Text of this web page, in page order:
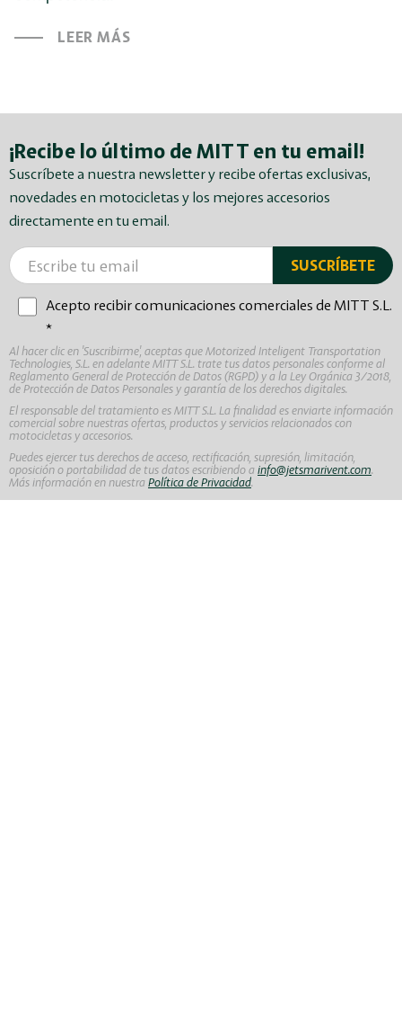
LEER MÁS
¡Recibe lo último de MITT en tu email!
Suscríbete a nuestra newsletter y recibe ofertas exclusivas,
novedades en motocicletas y los mejores accesorios
directamente en tu email.
Acepto recibir comunicaciones comerciales de MITT S.L.
*
Al hacer clic en 'Suscribirme', aceptas que Motorized Inteligent Transportation
Technologies, S.L. en adelante MITT S.L. trate tus datos personales conforme al
Reglamento General de Protección de Datos (RGPD) y a la Ley Orgánica 3/2018,
de Protección de Datos Personales y garantía de los derechos digitales.
El responsable del tratamiento es MITT S.L. La finalidad es enviarte información
comercial sobre nuestras ofertas, productos y servicios relacionados con
motocicletas y accesorios.
Puedes ejercer tus derechos de acceso, rectificación, supresión, limitación,
oposición o portabilidad de tus datos escribiendo a info@jetsmarivent.com.
Más información en nuestra Política de Privacidad.